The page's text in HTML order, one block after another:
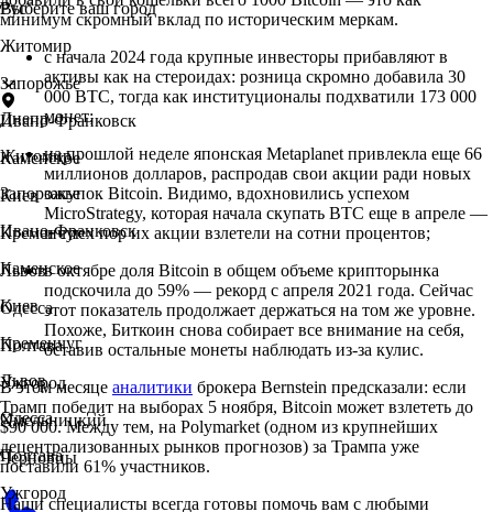
Выберите ваш город
Житомир
Запорожье
Ивано-Франковск
Каменское
Киев
Кременчуг
Львов
Одесса
Полтава
Ужгород
Хмельницкий
Черновцы
Рус
Днепр
Житомир
Запорожье
Ивано-Франковск
Каменское
Киев
Кременчуг
Львов
Одесса
Полтава
Ужгород
минимум скромный вклад по историческим меркам.
с начала 2024 года крупные инвесторы прибавляют в
активы как на стероидах: розница скромно добавила 30
000 BTC, тогда как институционалы подхватили 173 000
монет;
на прошлой неделе японская Metaplanet привлекла еще 66
миллионов долларов, распродав свои акции ради новых
закупок Bitcoin. Видимо, вдохновились успехом
MicroStrategy, которая начала скупать BTC еще в апреле —
и с тех пор их акции взлетели на сотни процентов;
в октябре доля Bitcoin в общем объеме крипторынка
подскочила до 59% — рекорд с апреля 2021 года. Сейчас
этот показатель продолжает держаться на том же уровне.
Похоже, Биткоин снова собирает все внимание на себя,
оставив остальные монеты наблюдать из-за кулис.
В этом месяце аналитики брокера Bernstein предсказали: если
Трамп победит на выборах 5 ноября, Bitcoin может взлететь до
$90 000. Между тем, на Polymarket (одном из крупнейших
децентрализованных рынков прогнозов) за Трампа уже
поставили 61% участников.
Наши специалисты всегда готовы помочь вам с любыми